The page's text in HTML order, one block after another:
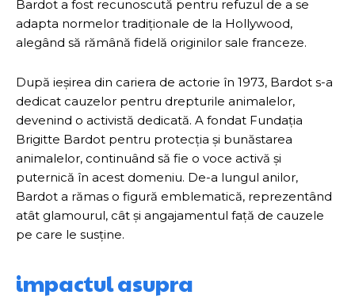
Bardot a fost recunoscută pentru refuzul de a se
adapta normelor tradiționale de la Hollywood,
alegând să rămână fidelă originilor sale franceze.
După ieșirea din cariera de actorie în 1973, Bardot s-a
dedicat cauzelor pentru drepturile animalelor,
devenind o activistă dedicată. A fondat Fundația
Brigitte Bardot pentru protecția și bunăstarea
animalelor, continuând să fie o voce activă și
puternică în acest domeniu. De-a lungul anilor,
Bardot a rămas o figură emblematică, reprezentând
atât glamourul, cât și angajamentul față de cauzele
pe care le susține.
impactul asupra